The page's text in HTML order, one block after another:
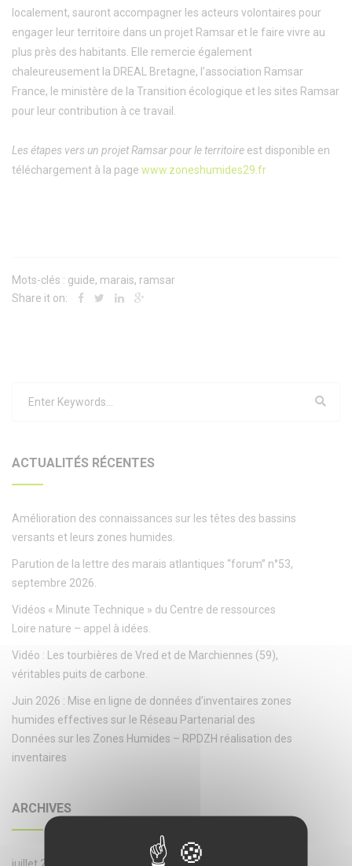
localement, sauront accompagner les acteurs volontaires pour
engager leur territoire dans un projet Ramsar et le faire vivre au
plus près des habitants. Elle remercie également
chaleureusement la DREAL Bretagne, l’association Ramsar
France, le ministère de la Transition écologique et les sites Ramsar
pour leur contribution à ce travail.
Les étapes vers un projet Ramsar pour le territoire est disponible en
téléchargement à la page www.zoneshumides29.fr
Mots-clés : guide, marais, ramsar
Share it on:
ACTUALITÉS RÉCENTES
Amélioration des connaissances sur les têtes des bassins
versants et leurs zones humides.
Parution de la lettre des marais atlantiques “forum” n°53,
septembre 2026.
Vidéos « Minute Technique » du Centre de ressources
Loire nature – appel à idées.
Vidéo : Les tourbières de Vred et de Marchiennes (59),
véritables puits de carbone.
Juin 2026 : Mise en ligne de données d’inventaires zones
humides effectives sur le Réseau Partenarial des
Données sur les Zones Humides – RPDZH réalisation des
inventaires
ARCHIVES
juillet 2026